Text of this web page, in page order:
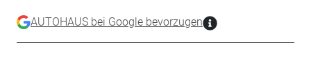
AUTOHAUS bei Google bevorzugen